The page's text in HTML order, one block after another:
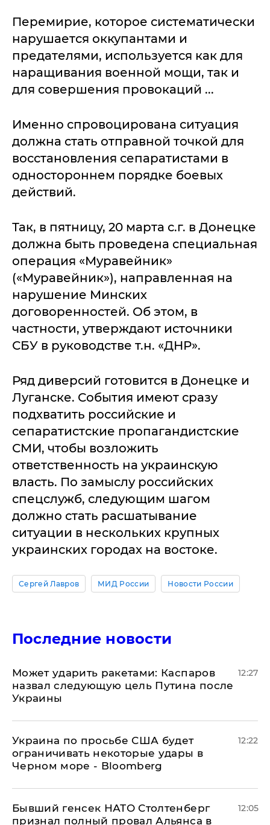
Перемирие, которое систематически
нарушается оккупантами и
предателями, используется как для
наращивания военной мощи, так и
для совершения провокаций ...
Именно спровоцирована ситуация
должна стать отправной точкой для
восстановления сепаратистами в
одностороннем порядке боевых
действий.
Так, в пятницу, 20 марта с.г. в Донецке
должна быть проведена специальная
операция «Муравейник»
(«Муравейник»), направленная на
нарушение Минских
договоренностей. Об этом, в
частности, утверждают источники
СБУ в руководстве т.н. «ДНР».
Ряд диверсий готовится в Донецке и
Луганске. События имеют сразу
подхватить российские и
сепаратистские пропагандистские
СМИ, чтобы возложить
ответственность на украинскую
власть. По замыслу российских
спецслужб, следующим шагом
должно стать расшатывание
ситуации в нескольких крупных
украинских городах на востоке.
Сергей Лавров МИД России Новости России
Последние новости
Может ударить ракетами: Каспаров
назвал следующую цель Путина после
Украины
12:27
Украина по просьбе США будет
ограничивать некоторые удары в
Черном море - Bloomberg
12:22
Бывший генсек НАТО Столтенберг
признал полный провал Альянса в
12:05